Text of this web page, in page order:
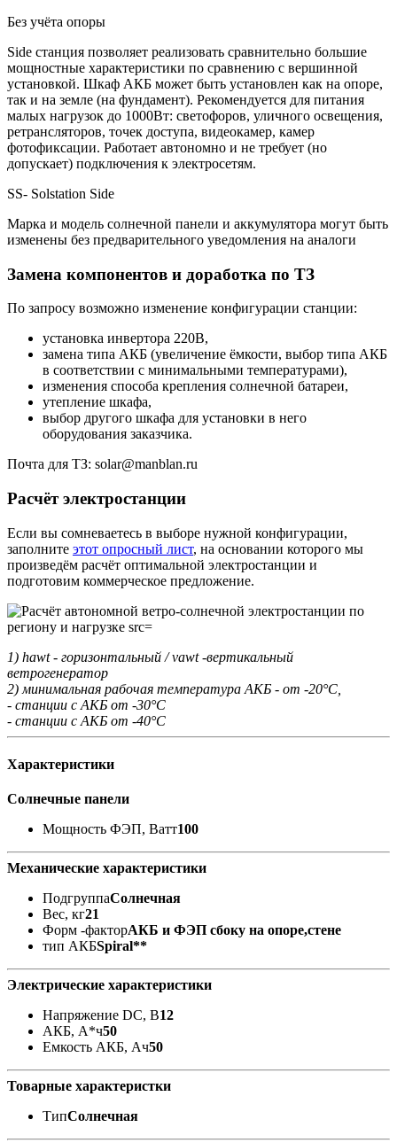
Без учёта опоры
Side станция позволяет реализовать сравнительно большие
мощностные характеристики по сравнению с вершинной
установкой. Шкаф АКБ может быть установлен как на опоре,
так и на земле (на фундамент). Рекомендуется для питания
малых нагрузок до 1000Вт: светофоров, уличного освещения,
ретрансляторов, точек доступа, видеокамер, камер
фотофиксации. Работает автономно и не требует (но
допускает) подключения к электросетям.
SS- Solstation Side
Марка и модель солнечной панели и аккумулятора могут быть
изменены без предварительного уведомления на аналоги
Замена компонентов и доработка по ТЗ
По запросу возможно изменение конфигурации станции:
установка инвертора 220В,
замена типа АКБ (увеличение ёмкости, выбор типа АКБ
в соответствии с минимальными температурами),
изменения способа крепления солнечной батареи,
утепление шкафа,
выбор другого шкафа для установки в него
оборудования заказчика.
Почта для ТЗ: solar@manblan.ru
Расчёт электростанции
Если вы сомневаетесь в выборе нужной конфигурации,
заполните этот опросный лист, на основании которого мы
произведём расчёт оптимальной электростанции и
подготовим коммерческое предложение.
1) hawt - горизонтальный / vawt -вертикальный
ветрогенератор
2) минимальная рабочая температура АКБ - от -20°С,
- станции с АКБ от -30°С
- станции с АКБ от -40°С
Характеристики
Солнечные панели
Мощность ФЭП, Ватт100
Механические характеристики
ПодгруппаСолнечная
Вес, кг21
Форм -факторАКБ и ФЭП сбоку на опоре,стене
тип АКБSpiral**
Электрические характеристики
Напряжение DC, В12
АКБ, А*ч50
Емкость АКБ, Ач50
Товарные характеристки
ТипСолнечная